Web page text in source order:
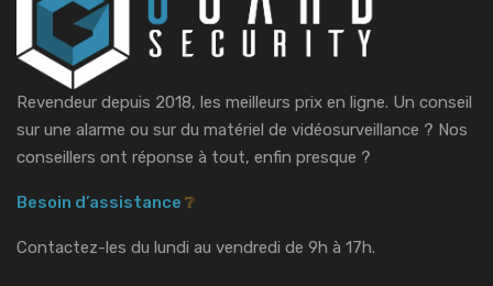
Revendeur depuis 2018, les meilleurs prix en ligne. Un conseil
sur une alarme ou sur du matériel de vidéosurveillance ? Nos
conseillers ont réponse à tout, enfin presque ?
Besoin d’assistance ❔
Contactez-les du lundi au vendredi de 9h à 17h.